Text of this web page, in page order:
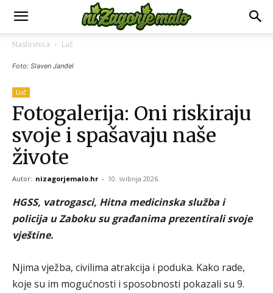
Naslovnica Luč
Foto: Slaven Janđel
Luč
Fotogalerija: Oni riskiraju
svoje i spašavaju naše
živote
Autor: nizagorjemalo.hr - 10. svibnja 2026.
HGSS, vatrogasci, Hitna medicinska služba i
policija u Zaboku su građanima prezentirali svoje
vještine.
Njima vježba, civilima atrakcija i poduka. Kako rade,
koje su im mogućnosti i sposobnosti pokazali su 9.